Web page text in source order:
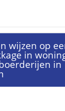
wijzen op
in
in